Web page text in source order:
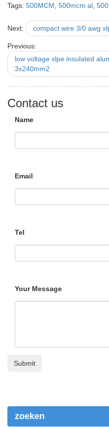
Tags: 500MCM 500mcm al
Next: compact wire 3/0 awg
Previous:
low voltage xlpe insulated
3x240mm2
Contact us
Name
Email
Tel
Your Message
zoeken